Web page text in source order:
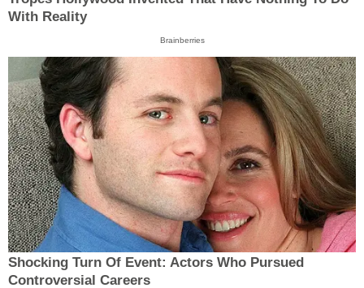
With Reality
Brainberries
Shocking Turn Of Event: Actors Who Pursued
Controversial Careers